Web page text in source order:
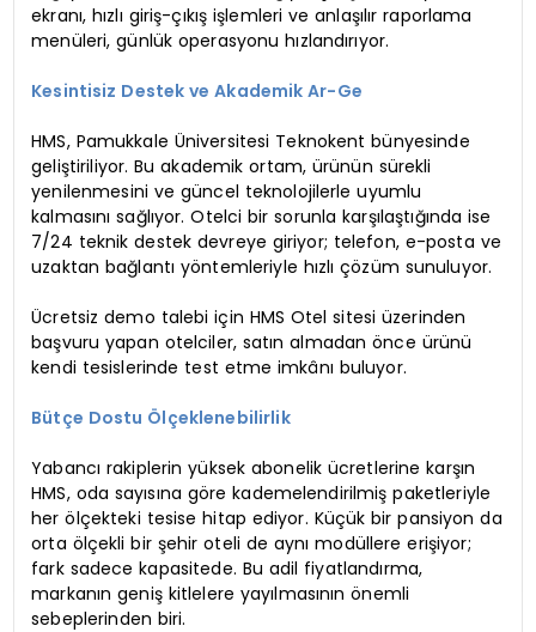
ekranı, hızlı giriş-çıkış işlemleri ve anlaşılır raporlama
menüleri, günlük operasyonu hızlandırıyor.
Kesintisiz Destek ve Akademik Ar-Ge
HMS, Pamukkale Üniversitesi Teknokent bünyesinde
geliştiriliyor. Bu akademik ortam, ürünün sürekli
yenilenmesini ve güncel teknolojilerle uyumlu
kalmasını sağlıyor. Otelci bir sorunla karşılaştığında ise
7/24 teknik destek devreye giriyor; telefon, e-posta ve
uzaktan bağlantı yöntemleriyle hızlı çözüm sunuluyor.
Ücretsiz demo talebi için HMS Otel sitesi üzerinden
başvuru yapan otelciler, satın almadan önce ürünü
kendi tesislerinde test etme imkânı buluyor.
Bütçe Dostu Ölçeklenebilirlik
Yabancı rakiplerin yüksek abonelik ücretlerine karşın
HMS, oda sayısına göre kademelendirilmiş paketleriyle
her ölçekteki tesise hitap ediyor. Küçük bir pansiyon da
orta ölçekli bir şehir oteli de aynı modüllere erişiyor;
fark sadece kapasitede. Bu adil fiyatlandırma,
markanın geniş kitlelere yayılmasının önemli
sebeplerinden biri.